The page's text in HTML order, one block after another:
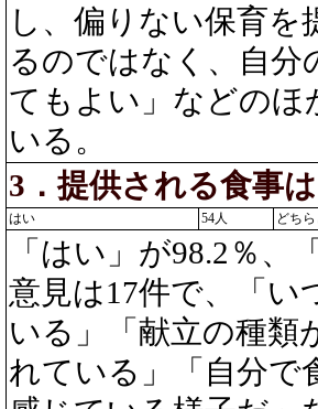
し、偏りない保育
るのではなく、自
てもよい」などのほ
いる。
3．提供される食事
はい 54人 どち
「はい」が98.2％
意見は17件で、「
いる」「献立の種類
れている」「自分で